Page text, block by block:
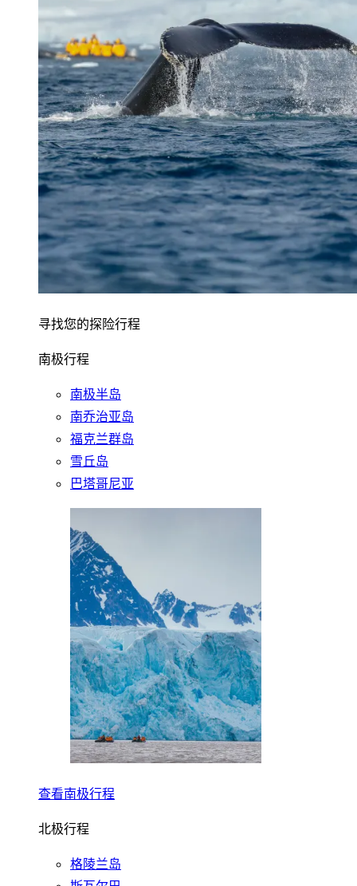
寻找您的探险行程
南极行程
南极半岛
南乔治亚岛
福克兰群岛
雪丘岛
巴塔哥尼亚
查看南极行程
北极行程
格陵兰岛